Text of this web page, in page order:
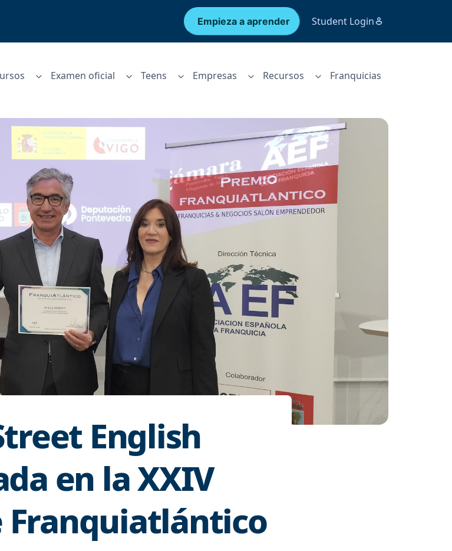
Empieza a aprender Student Login
Examen oficial Teens Empresas Recursos Franquicias
English
en la XXIV
Franquiatlántico